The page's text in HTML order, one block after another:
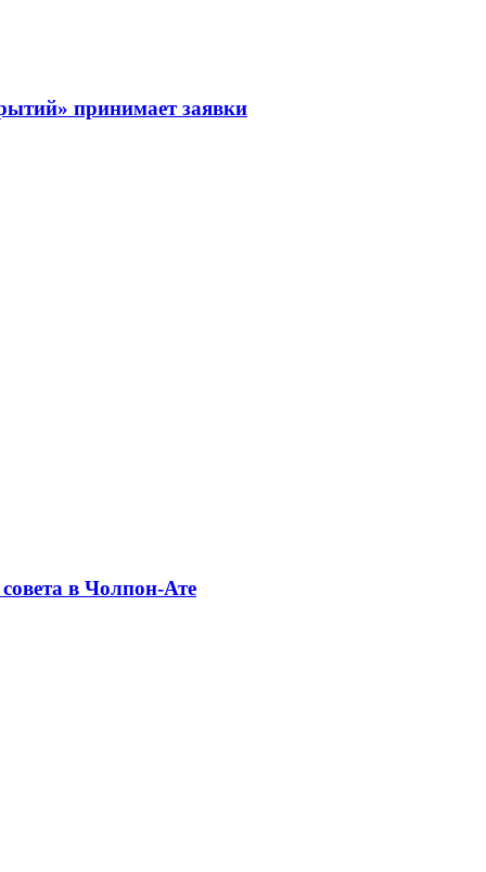
принимает заявки
в Чолпон-Ате